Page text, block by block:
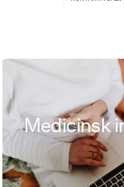
Medicinsk